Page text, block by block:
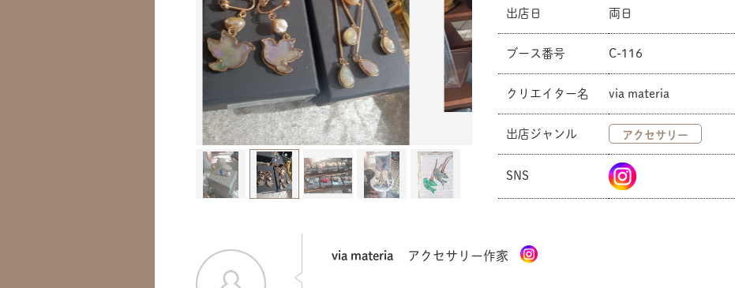
出店日 両日
ブース番号 C-116
クリエイター名 via materia
出店ジャンル アクセサリー
SNS
via materia アクセサリー作家
共有方法を選択